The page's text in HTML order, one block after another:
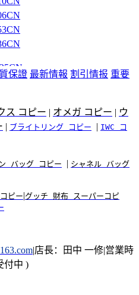
保證 最新情報 割引情报 重要
ス コピー | オメガ コピー | ウ
| ブライトリング コピー | IWC コ
バッグ コピー | シャネル バッグ
ピー|グッチ 財布 スーパーコピ
|店長：田中 一修|営業時
付中 )